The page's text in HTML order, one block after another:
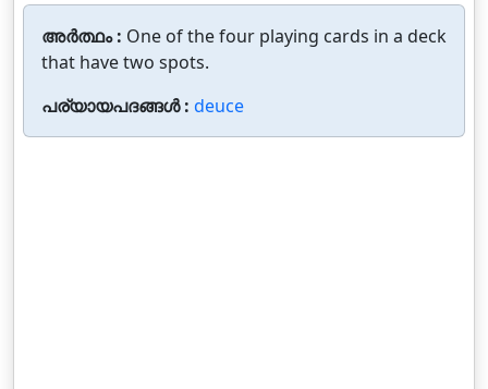
അർത്ഥം : One of the four playing cards in a deck
that have two spots.
പര്യായപദങ്ങൾ : deuce